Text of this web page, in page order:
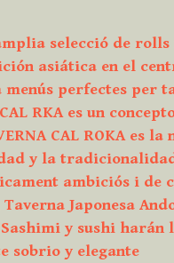
selecció de
asiática en el
perfectes per
RKA es un
CAL ROKA es
y la
ambiciós i
Taverna Japonesa
y sushi harán
sobrio y elegante